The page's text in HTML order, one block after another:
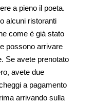
a pieno il poeta.
alcuni ristoranti
come è già stato
possono arrivare
Se avete prenotato
avete due
a pagamento
arrivando sulla